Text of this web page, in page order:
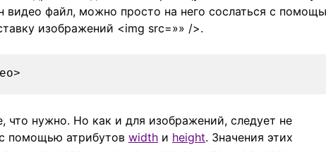
видео файл, можно просто на него сослаться с
изображений <img src=»» />.
что нужно. Но как и для изображений, следует не
помощью атрибутов width и height. Значения этих